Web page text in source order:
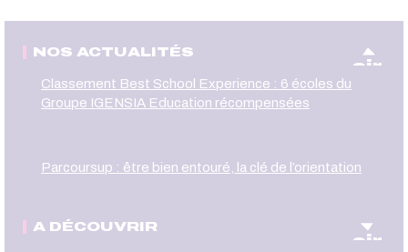
NOS ACTUALITÉS
oir
Classement Best School Experience : 6 écoles du
Groupe IGENSIA Education récompensées
Parcoursup : être bien entouré, la clé de l’orientation
A DÉCOUVRIR
oir